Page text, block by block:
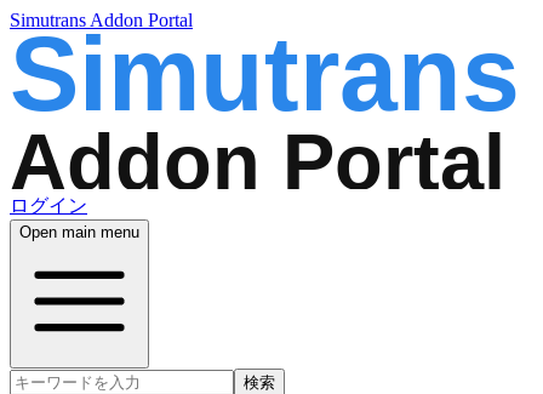
Simutrans Addon Portal
ログイン
Open main menu
検索